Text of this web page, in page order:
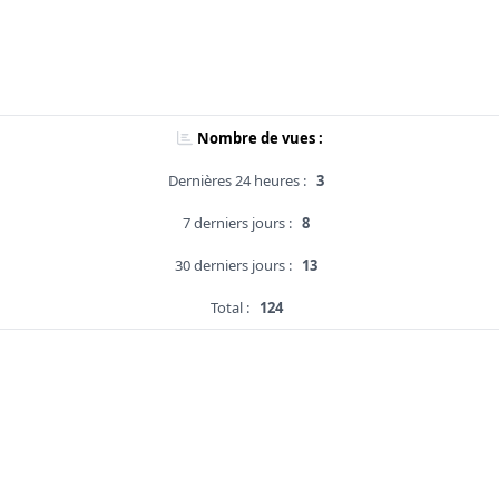
Nombre de vues :
Dernières 24 heures : 3
7 derniers jours : 8
30 derniers jours : 13
Total : 124